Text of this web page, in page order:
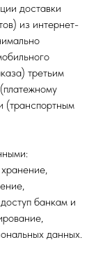
доставки
из интернет-
третьим
(транспортным
банкам и
данных.